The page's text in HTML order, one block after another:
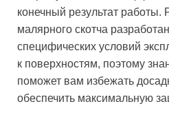
конечный результат работы.
малярного скотча
специфических условий
к поверхностям, поэтому
поможет вам избежать
обеспечить максимальную